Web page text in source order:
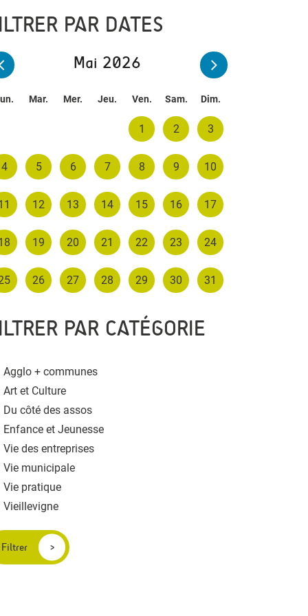
PAR DATES
Mai 2026
Mar. Mer. Jeu. Ven. Sam. Dim.
1 2 3
4 5 6 7 8 9 10
12 13 14 15 16 17
19 20 21 22 23 24
26 27 28 29 30 31
PAR CATÉGORIE
Agglo + communes
Art et Culture
Du côté des assos
Enfance et Jeunesse
Vie des entreprises
Vie municipale
Vie pratique
Vieillevigne
Filtrer